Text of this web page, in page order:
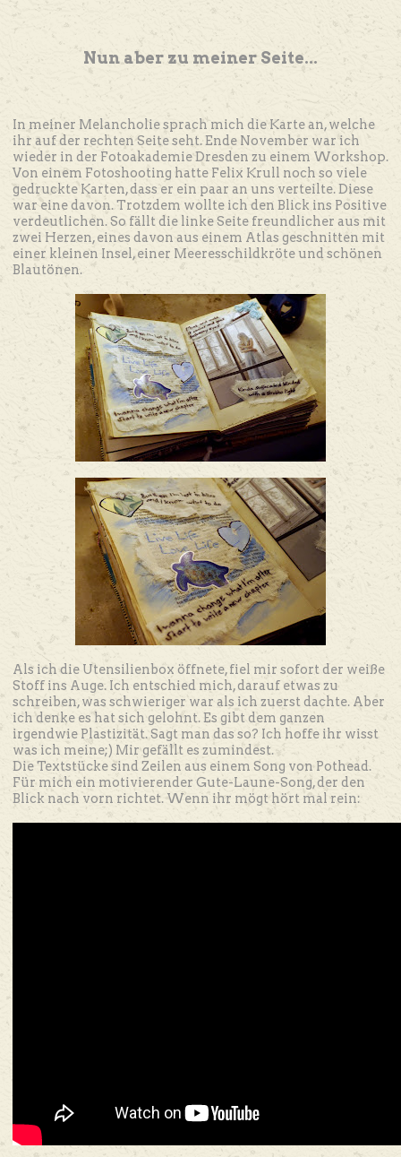
Nun aber zu meiner Seite...
In meiner Melancholie sprach mich die Karte an, welche
ihr auf der rechten Seite seht. Ende November war ich
wieder in der Fotoakademie Dresden zu einem Workshop.
Von einem Fotoshooting hatte Felix Krull noch so viele
gedruckte Karten, dass er ein paar an uns verteilte. Diese
war eine davon. Trotzdem wollte ich den Blick ins Positive
verdeutlichen. So fällt die linke Seite freundlicher aus mit
zwei Herzen, eines davon aus einem Atlas geschnitten mit
einer kleinen Insel, einer Meeresschildkröte und schönen
Blautönen.
Als ich die Utensilienbox öffnete, fiel mir sofort der weiße
Stoff ins Auge. Ich entschied mich, darauf etwas zu
schreiben, was schwieriger war als ich zuerst dachte. Aber
ich denke es hat sich gelohnt. Es gibt dem ganzen
irgendwie Plastizität. Sagt man das so? Ich hoffe ihr wisst
was ich meine;) Mir gefällt es zumindest.
Die Textstücke sind Zeilen aus einem Song von Pothead.
Für mich ein motivierender Gute-Laune-Song, der den
Blick nach vorn richtet. Wenn ihr mögt hört mal rein: